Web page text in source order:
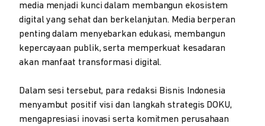
media menjadi kunci dalam membangun ekosistem
digital yang sehat dan berkelanjutan. Media berperan
penting dalam menyebarkan edukasi, membangun
kepercayaan publik, serta memperkuat kesadaran
akan manfaat transformasi digital.
Dalam sesi tersebut, para redaksi Bisnis Indonesia
menyambut positif visi dan langkah strategis DOKU,
mengapresiasi inovasi serta komitmen perusahaan